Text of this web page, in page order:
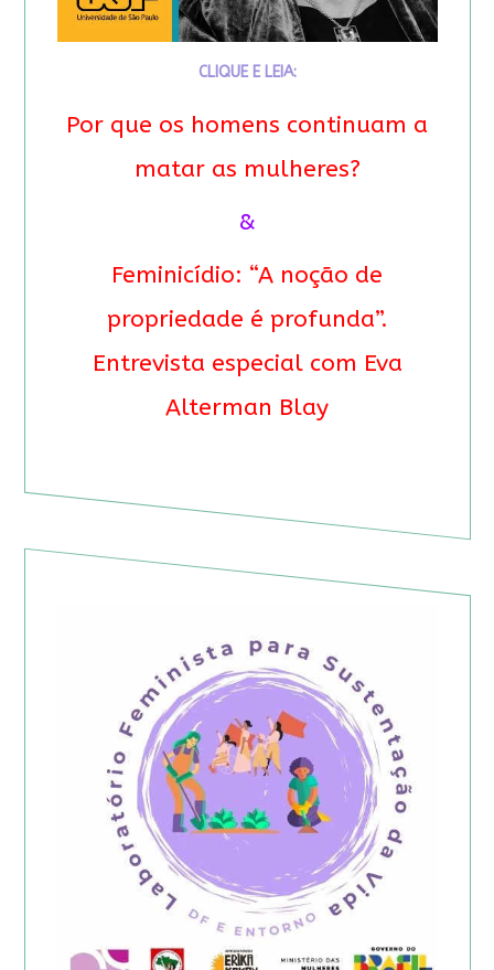
CLIQUE E LEIA:
Por que os homens continuam a
matar as mulheres?
&
Feminicídio: “A noção de
propriedade é profunda”.
Entrevista especial com Eva
Alterman Blay